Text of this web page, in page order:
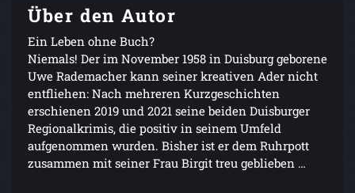
Über den Autor
Ein Leben ohne Buch?
Niemals! Der im November 1958 in Duisburg geborene
Uwe Rademacher kann seiner kreativen Ader nicht
entfliehen: Nach mehreren Kurzgeschichten
erschienen 2019 und 2021 seine beiden Duisburger
Regionalkrimis, die positiv in seinem Umfeld
aufgenommen wurden. Bisher ist er dem Ruhrpott
zusammen mit seiner Frau Birgit treu geblieben …